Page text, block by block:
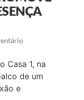
Casa 1, na
de um
e